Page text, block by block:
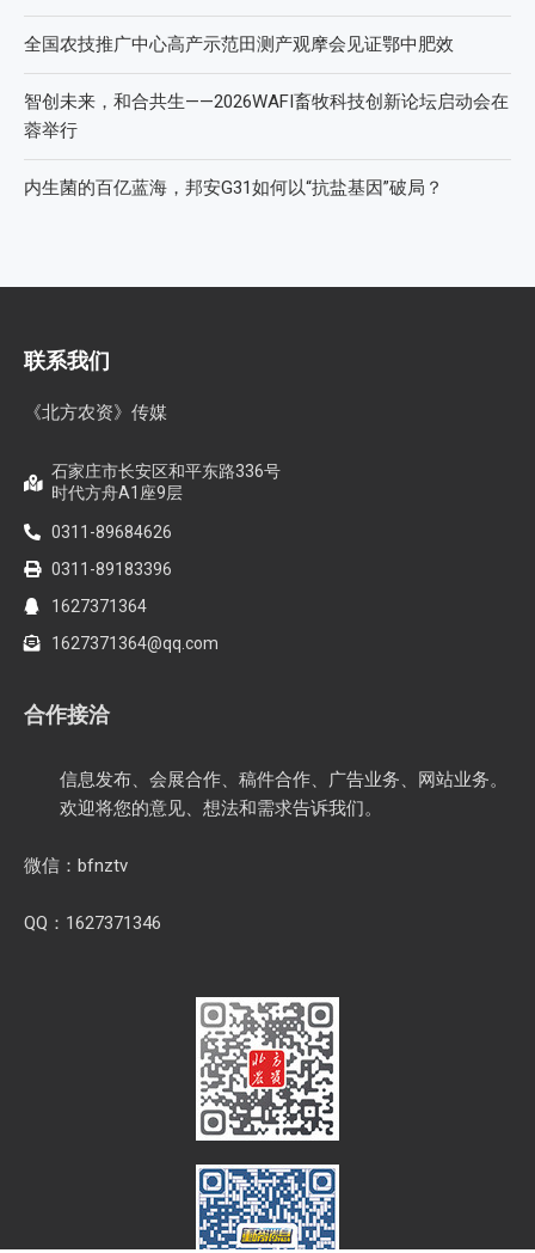
全国农技推广中心高产示范田测产观摩会见证鄂中肥效
智创未来，和合共生——2026WAFI畜牧科技创新论坛启动会在
蓉举行
内生菌的百亿蓝海，邦安G31如何以“抗盐基因”破局？
联系我们
《北方农资》传媒
石家庄市长安区和平东路336号
时代方舟A1座9层
0311-89684626
0311-89183396
1627371364
1627371364@qq.com
合作接洽
信息发布、会展合作、稿件合作、广告业务、网站业务。
欢迎将您的意见、想法和需求告诉我们。
微信：bfnztv
QQ：1627371346